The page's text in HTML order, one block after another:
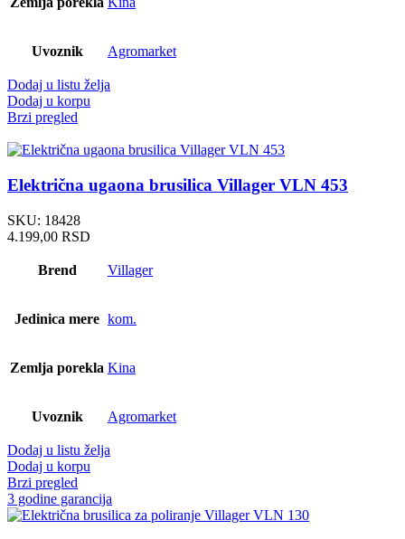
Uvoznik Agromarket
Dodaj u listu želja
Dodaj u korpu
Brzi pregled
Električna ugaona brusilica Villager VLN 453
SKU: 18428
4.199,00 RSD
Brend Villager
Jedinica mere kom.
Zemlja porekla Kina
Uvoznik Agromarket
Dodaj u listu želja
Dodaj u korpu
Brzi pregled
3 godine garancija